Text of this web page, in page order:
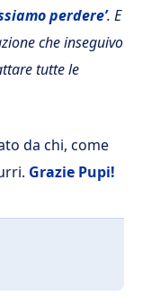
perdere’. E
che inseguivo
tutte le
da chi, come
Grazie Pupi!